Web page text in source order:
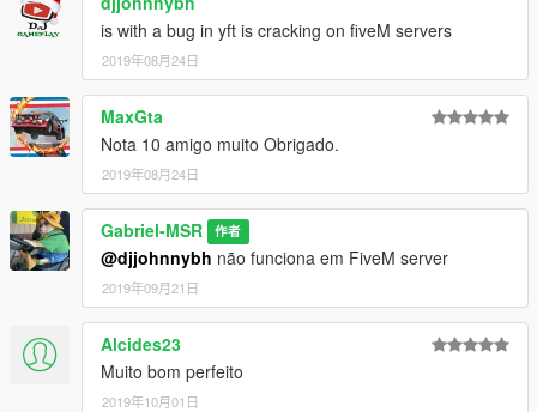
is with a bug in yft is cracking on fiveM servers
2019年08月24日
MaxGta
Nota 10 amigo muito Obrigado.
2019年08月24日
Gabriel-MSR 作者
@djjohnnybh não funciona em FiveM server
2019年09月21日
Alcides23
Muito bom perfeito
2019年10月01日